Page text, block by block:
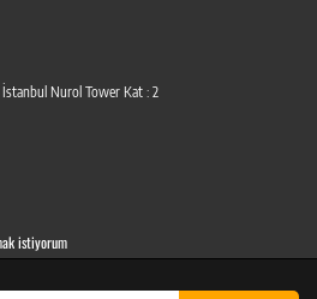
İstanbul Nurol Tower Kat : 2
istiyorum